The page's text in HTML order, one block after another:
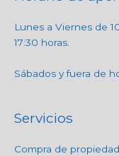
Lunes a Viernes de
17:30 horas.
Sábados y fuera de
Servicios
Compra de